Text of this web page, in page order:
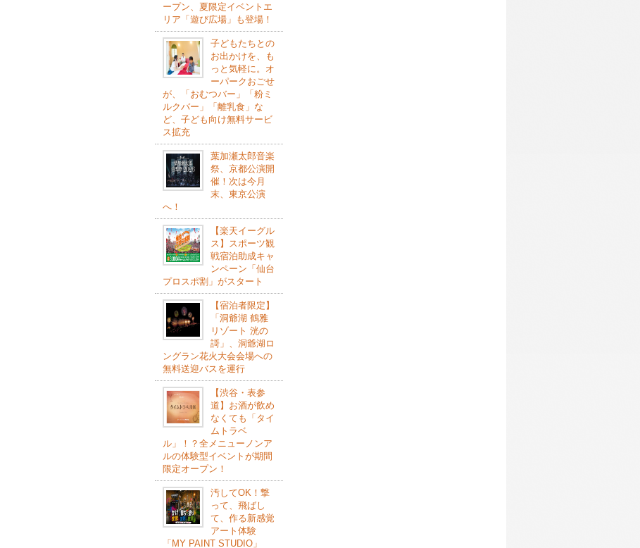
ープン、夏限定イベントエ
リア「遊び広場」も登場！
子どもたちとの
お出かけを、も
っと気軽に。オ
ーパークおごせ
が、「おむつバー」「粉ミ
ルクバー」「離乳食」な
ど、子ども向け無料サービ
ス拡充
葉加瀬太郎音楽
祭、京都公演開
催！次は今月
末、東京公演
へ！
【楽天イーグル
ス】スポーツ観
戦宿泊助成キャ
ンペーン「仙台
プロスポ割」がスタート
【宿泊者限定】
「洞爺湖 鶴雅
リゾート 洸の
謌」、洞爺湖ロ
ングラン花火大会会場への
無料送迎バスを運行
【渋谷・表参
道】お酒が飲め
なくても「タイ
ムトラベ
ル」！？全メニューノンア
ルの体験型イベントが期間
限定オープン！
汚してOK！撃
って、飛ばし
て、作る新感覚
アート体験
「MY PAINT STUDIO」